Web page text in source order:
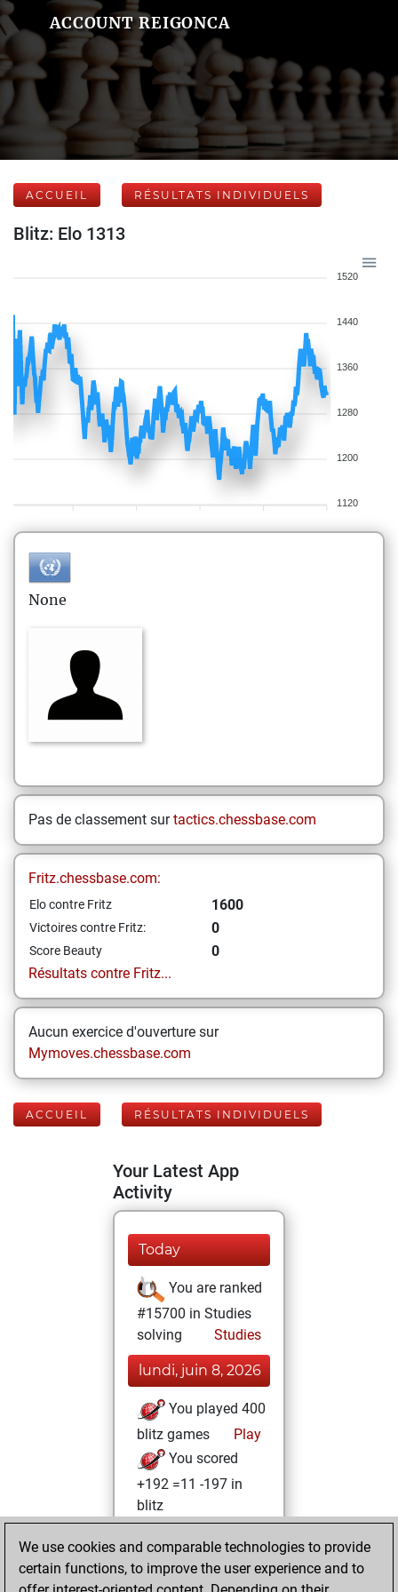
ACCOUNT REIGONCA
ACCUEIL RÉSULTATS INDIVIDUELS
Blitz: Elo 1313
1520
1440
1360
1280
1200
1120
None
Pas de classement surtactics.chessbase.com
Fritz.chessbase.com:
Elo contre Fritz 1600
Victoires contre Fritz: 0
Score Beauty
0
Résultats contre Fritz...
Aucun exercice d'ouverture sur
Mymoves.chessbase.com
ACCUEIL RÉSULTATS INDIVIDUELS
Your Latest App
Activity
Today
You are ranked
#15700 in Studies
solving
Studies
lundi, juin 8, 2026
You played 400
blitz games
Play
You scored
+192 =11 -197 in
blitz
samedi, octobre 1,
2022
We use cookies and comparable technologies to provide
certain functions, to improve the user experience and to